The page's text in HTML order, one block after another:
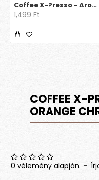
Coffee X-Presso - Aroma Decaff Ír krém
1,499 Ft
COFFEE X-
ORANGE
0 vélemény alapján. -